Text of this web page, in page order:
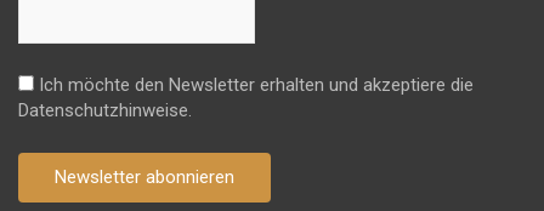
Ich möchte den Newsletter erhalten und akzeptiere die
Datenschutzhinweise.
Newsletter abonnieren